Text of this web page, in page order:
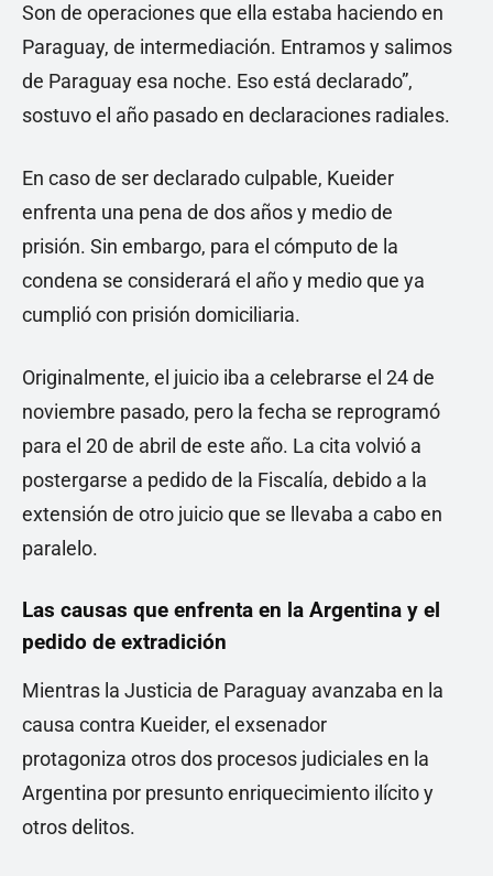
Son de operaciones que ella estaba haciendo en
Paraguay, de intermediación. Entramos y salimos
de Paraguay esa noche. Eso está declarado”,
sostuvo el año pasado en declaraciones radiales.
En caso de ser declarado culpable, Kueider
enfrenta una pena de dos años y medio de
prisión. Sin embargo, para el cómputo de la
condena se considerará el año y medio que ya
cumplió con prisión domiciliaria.
Originalmente, el juicio iba a celebrarse el 24 de
noviembre pasado, pero la fecha se reprogramó
para el 20 de abril de este año. La cita volvió a
postergarse a pedido de la Fiscalía, debido a la
extensión de otro juicio que se llevaba a cabo en
paralelo.
Las causas que enfrenta en la Argentina y el
pedido de extradición
Mientras la Justicia de Paraguay avanzaba en la
causa contra Kueider, el exsenador
protagoniza otros dos procesos judiciales en la
Argentina por presunto enriquecimiento ilícito y
otros delitos.